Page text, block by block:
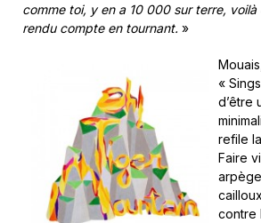
comme toi, y en a 10 000 sur terre,
rendu compte en tournant. »
«
d’être
refile
Faire
contre